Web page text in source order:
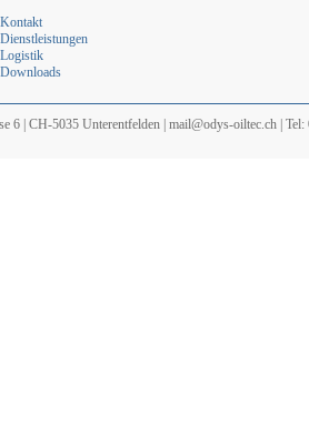
Kontakt
Dienstleistungen
Logistik
Downloads
6 | CH-5035 Unterentfelden | mail@odys-oiltec.ch |